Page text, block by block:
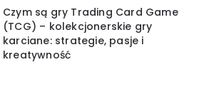
Czym są gry Trading Card Game
(TCG) – kolekcjonerskie gry
karciane: strategie, pasje i
kreatywność